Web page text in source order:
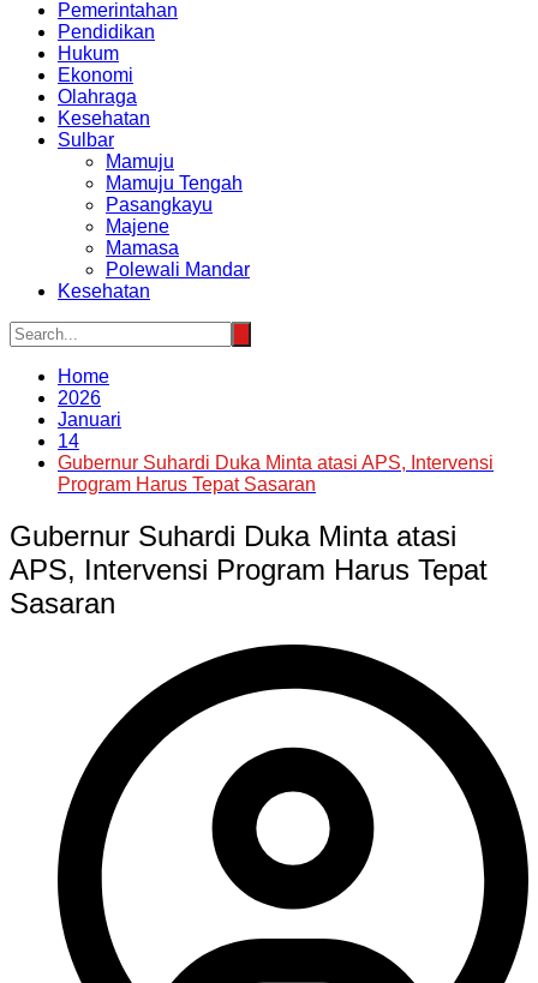
Pemerintahan
Pendidikan
Hukum
Ekonomi
Olahraga
Kesehatan
Sulbar
Mamuju
Mamuju Tengah
Pasangkayu
Majene
Mamasa
Polewali Mandar
Kesehatan
Home
2026
Januari
14
Gubernur Suhardi Duka Minta atasi APS, Intervensi
Program Harus Tepat Sasaran
Gubernur Suhardi Duka Minta atasi
APS, Intervensi Program Harus Tepat
Sasaran